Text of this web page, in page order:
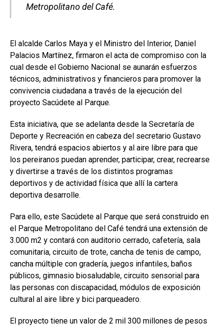
Metropolitano del Café.
El alcalde Carlos Maya y el Ministro del Interior, Daniel
Palacios Martínez, firmaron el acta de compromiso con la
cual desde el Gobierno Nacional se aunarán esfuerzos
técnicos, administrativos y financieros para promover la
convivencia ciudadana a través de la ejecución del
proyecto Sacúdete al Parque.
Esta iniciativa, que se adelanta desde la Secretaría de
Deporte y Recreación en cabeza del secretario Gustavo
Rivera, tendrá espacios abiertos y al aire libre para que
los pereiranos puedan aprender, participar, crear, recrearse
y divertirse a través de los distintos programas
deportivos y de actividad física que allí la cartera
deportiva desarrolle.
Para ello, este Sacúdete al Parque que será construido en
el Parque Metropolitano del Café tendrá una extensión de
3.000 m2 y contará con auditorio cerrado, cafetería, sala
comunitaria, circuito de trote, cancha de tenis de campo,
cancha múltiple con gradería, juegos infantiles, baños
públicos, gimnasio biosaludable, circuito sensorial para
las personas con discapacidad, módulos de exposición
cultural al aire libre y bici parqueadero.
El proyecto tiene un valor de 2 mil 300 millones de pesos